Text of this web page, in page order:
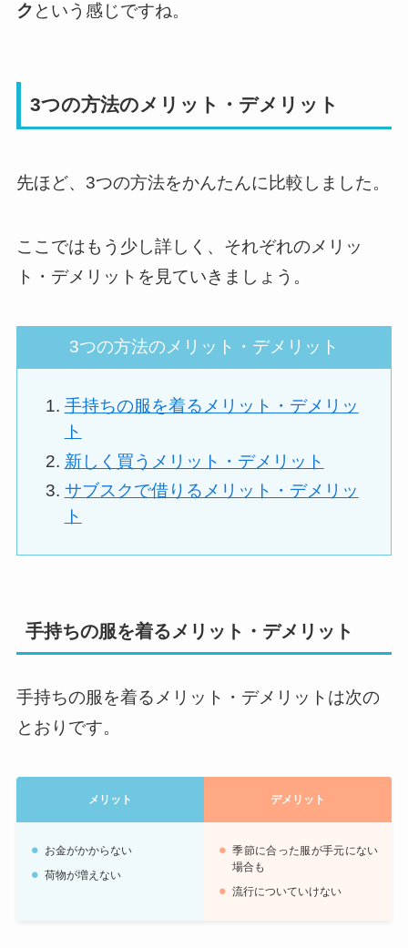
ク という感じですね。
3つの方法のメリット・デメリット
先ほど、3つの方法をかんたんに比較しました。
ここではもう少し詳しく、それぞれのメリッ
ト・デメリットを見ていきましょう。
3つの方法のメリット・デメリット
手持ちの服を着るメリット・デメリッ
ト
新しく買うメリット・デメリット
サブスクで借りるメリット・デメリッ
ト
手持ちの服を着るメリット・デメリット
手持ちの服を着るメリット・デメリットは次の
とおりです。
メリット デメリット
お金がかからない
荷物が増えない
季節に合った服が手元にない
場合も
流行についていけない